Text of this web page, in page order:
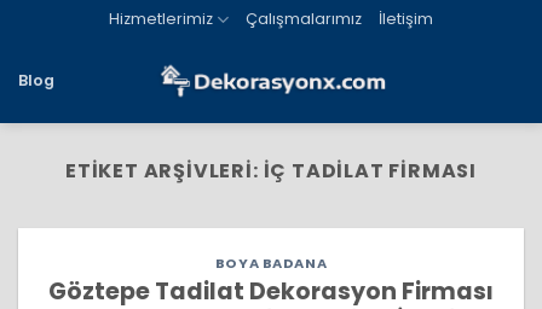
Hizmetlerimiz Çalışmalarımız İletişim
Blog
ETIKET ARŞIVLERI: IÇ TADILAT FIRMASI
BOYA BADANA
Göztepe Tadilat Dekorasyon Firması